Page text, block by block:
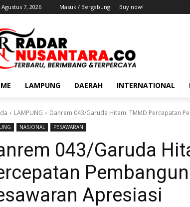
Agustus 7, 2026 Masuk / Bergabung Buy now!
LAMPUNG DAERAH INTERNATIONAL
LAMPUNG Danrem 043/Garuda Hitam: TMMD Percepatan
NASIONAL PESAWARAN
043/Garuda
Apresiasi